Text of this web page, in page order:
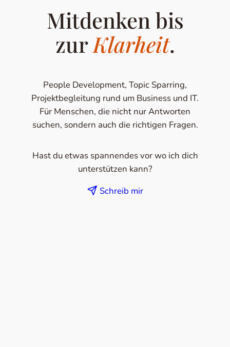
Mitdenken bis
zur Klarheit.
People Development, Topic Sparring,
Projektbegleitung rund um Business und IT.
Für Menschen, die nicht nur Antworten
suchen, sondern auch die richtigen Fragen.
Hast du etwas spannendes vor wo ich dich
unterstützen kann?
Schreib mir